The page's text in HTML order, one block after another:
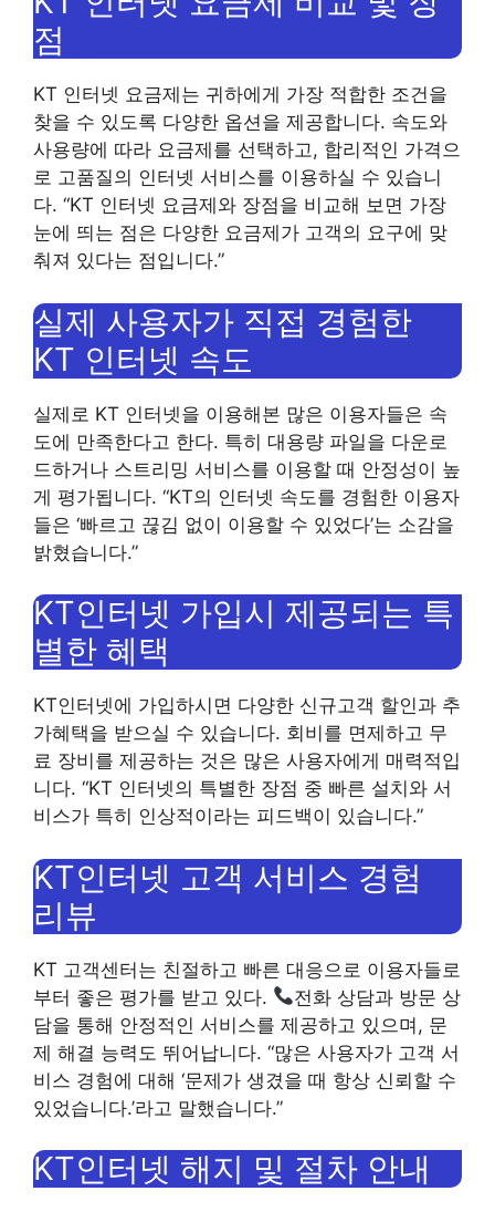
점
KT 인터넷 요금제는 귀하에게 가장 적합한 조건을
찾을 수 있도록 다양한 옵션을 제공합니다. 속도와
사용량에 따라 요금제를 선택하고, 합리적인 가격으
로 고품질의 인터넷 서비스를 이용하실 수 있습니
다. “KT 인터넷 요금제와 장점을 비교해 보면 가장
눈에 띄는 점은 다양한 요금제가 고객의 요구에 맞
춰져 있다는 점입니다.”
실제 사용자가 직접 경험한
KT 인터넷 속도
실제로 KT 인터넷을 이용해본 많은 이용자들은 속
도에 만족한다고 한다. 특히 대용량 파일을 다운로
드하거나 스트리밍 서비스를 이용할 때 안정성이 높
게 평가됩니다. “KT의 인터넷 속도를 경험한 이용자
들은 ‘빠르고 끊김 없이 이용할 수 있었다’는 소감을
밝혔습니다.”
KT인터넷 가입시 제공되는 특
별한 혜택
KT인터넷에 가입하시면 다양한 신규고객 할인과 추
가혜택을 받으실 수 있습니다. 회비를 면제하고 무
료 장비를 제공하는 것은 많은 사용자에게 매력적입
니다. “KT 인터넷의 특별한 장점 중 빠른 설치와 서
비스가 특히 인상적이라는 피드백이 있습니다.”
KT인터넷 고객 서비스 경험
리뷰
KT 고객센터는 친절하고 빠른 대응으로 이용자들로
부터 좋은 평가를 받고 있다.
전화 상담과 방문 상
담을 통해 안정적인 서비스를 제공하고 있으며, 문
제 해결 능력도 뛰어납니다. “많은 사용자가 고객 서
비스 경험에 대해 ‘문제가 생겼을 때 항상 신뢰할 수
있었습니다.’라고 말했습니다.”
KT인터넷 해지 및 절차 안내